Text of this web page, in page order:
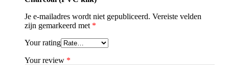
Je e-mailadres wordt niet gepubliceerd. Vereiste velden
zijn gemarkeerd met *
Your rating
Your review *